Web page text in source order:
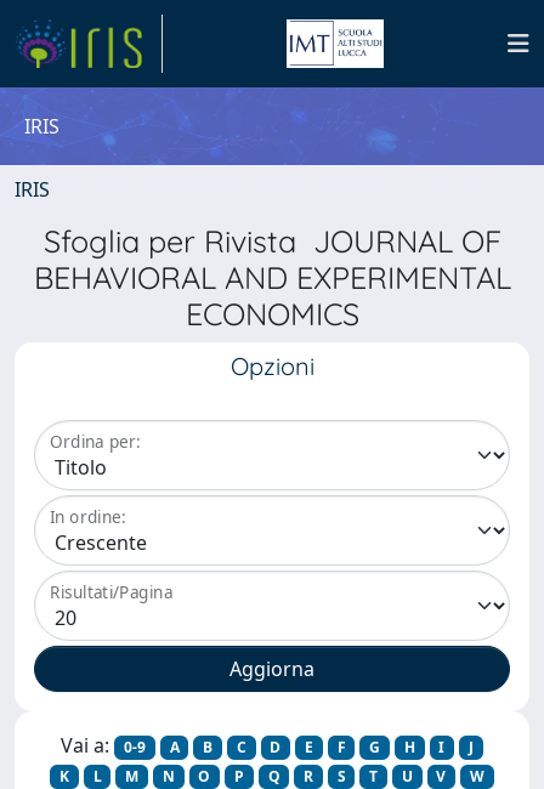
IRIS
IRIS
Sfoglia per Rivista JOURNAL OF
BEHAVIORAL AND EXPERIMENTAL
ECONOMICS
Opzioni
Ordina per:
In ordine:
Risultati/Pagina
Vai a: 0-9 A B C D E F G H I
J
K
L M N O P Q R S T U V
W